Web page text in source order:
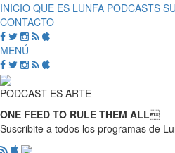
INICIO QUE ES LUNFA PODCASTS
CONTACTO
MENÚ
PODCAST ES ARTE
ONE FEED TO RULE THEM ALL
Suscribite a todos los programas de